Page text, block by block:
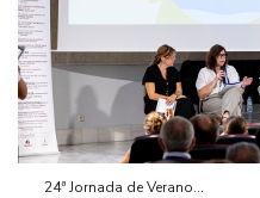
24ª Jornada de Verano...